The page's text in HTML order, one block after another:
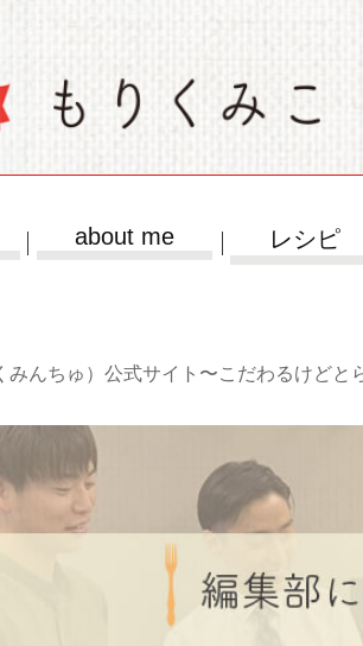
about me レシピ
みんちゅ）公式サイト〜こだわるけどと